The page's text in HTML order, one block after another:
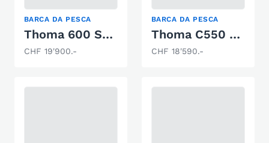
BARCA DA PESCA
Thoma 600 Sportfisher Occasion
CHF 19'900.-
BARCA DA PESCA
Thoma C550 8Ps
CHF 18'590.-